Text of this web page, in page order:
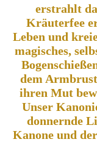
erstrahlt
Kräuterfee
Leben und
magisches,
dem
ihren Mut
Unser
donnernde
Kanone und